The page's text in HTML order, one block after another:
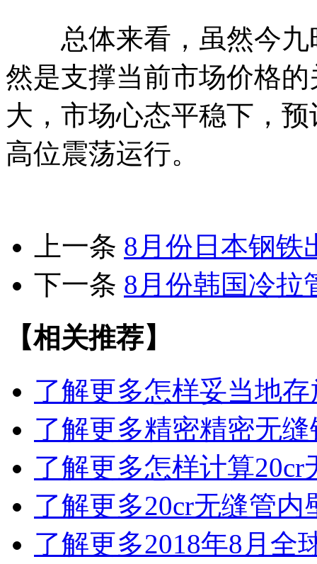
总体来看，虽然今九
然是支撑当前市场价格
大，市场心态平稳下，
高位震荡运行。
上一条 8月份日本钢铁
下一条 8月份韩国冷拉
【相关推荐】
了解更多怎样妥当地
了解更多精密精密无
了解更多怎样计算20cr
了解更多20cr无缝管内
了解更多2018年8月全